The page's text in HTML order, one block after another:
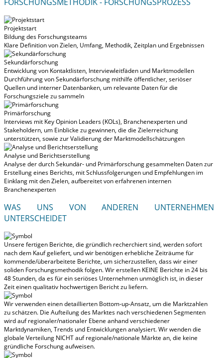
Projektstart
Bildung des Forschungsteams
Klare Definition von Zielen, Umfang, Methodik, Zeitplan und Ergebnissen
Sekundärforschung
Entwicklung von Kontaktlisten, Interviewleitfäden und Marktmodellen
Durchführung von Sekundärforschung mithilfe öffentlicher, seriöser
Quellen und interner Datenbanken, um relevante Daten für die
Forschungsziele zu sammeln
Primärforschung
Interviews mit Key Opinion Leaders (KOLs), Branchenexperten und
Stakeholdern, um Einblicke zu gewinnen, die die Zielerreichung
unterstützen, sowie zur Validierung der Marktmodellschätzungen
Analyse und Berichtserstellung
Analyse der durch Sekundär- und Primärforschung gesammelten Daten zur
Erstellung eines Berichts, mit Schlussfolgerungen und Empfehlungen im
Einklang mit den Zielen, aufbereitet von erfahrenen internen
Branchenexperten
WAS UNS VON ANDEREN UNTERNEHMEN
UNTERSCHEIDET
Unsere fertigen Berichte, die gründlich recherchiert sind, werdensofort
nach dem Kauf geliefert, und wir benötigen erhebliche Zeiträume für
kommende/überarbeitete Berichte, um sicherzustellen, dass wir einer
soliden Forschungsmethodik folgen.Wir erstellen KEINE Berichte in 24 bis
48 Stunden, da es für ein seriöses Unternehmen unmöglich ist, in dieser
Zeit einen qualitativ hochwertigen Bericht zu liefern.
Wir verwenden einen detaillierten Bottom-up-Ansatz, um die Marktzahlen
zu schätzen. Die Aufteilung des Marktes nach verschiedenen Segmenten
wird auf regionaler/nationaler Ebene anhand verschiedener
Marktdynamiken, Trends und Entwicklungen analysiert.Wir wenden die
globale Verteilung NICHT auf regionale/nationale Märkte an, die keine
gründliche Forschung aufweisen.